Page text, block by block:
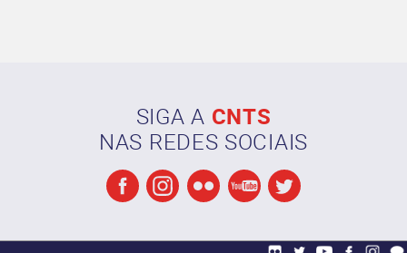
SIGA A CNTS
NAS REDES SOCIAIS